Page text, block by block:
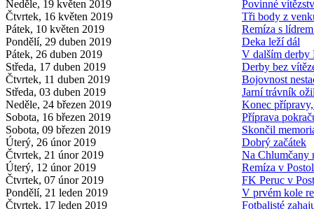
Neděle, 19 květen 2019
Povinné
Čtvrtek, 16 květen 2019
Tři body z
Pátek, 10 květen 2019
Remíza s
Pondělí, 29 duben 2019
Deka leží dál
Pátek, 26 duben 2019
V dalším derby
Středa, 17 duben 2019
Derby bez
Čtvrtek, 11 duben 2019
Bojovnost
Středa, 03 duben 2019
Jarní trávník
Neděle, 24 březen 2019
Konec
Sobota, 16 březen 2019
Příprava
Sobota, 09 březen 2019
Skončil
Úterý, 26 únor 2019
Dobrý začátek
Čtvrtek, 21 únor 2019
Na Chlumčany
Úterý, 12 únor 2019
Remíza v
Čtvrtek, 07 únor 2019
FK Peruc v
Pondělí, 21 leden 2019
V prvém kole
Čtvrtek, 17 leden 2019
Fotbalisté